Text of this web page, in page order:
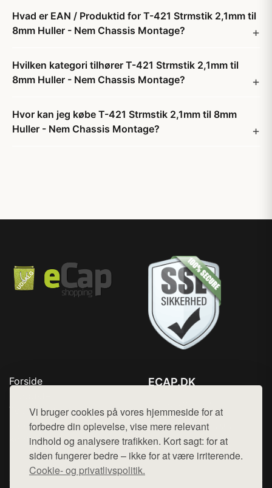
Vi bruger cookies på vores hjemmeside for at
forbedre din oplevelse, vise mere relevant
indhold og analysere trafikken. Kort sagt: for at
siden fungerer bedre – ikke for at være irriterende.
Cookie- og privatlivspolitik.
Hvad er EAN / Produktid for T-421 Strmstik 2,1mm til
8mm Huller - Nem Chassis Montage?
Hvilken kategori tilhører T-421 Strmstik 2,1mm til
8mm Huller - Nem Chassis Montage?
Hvor kan jeg købe T-421 Strmstik 2,1mm til 8mm
Huller - Nem Chassis Montage?
Forside
Top Rabatter
Blog
Kontakt
ECAP.DK
Mail: hej@want.dk
Cookie- og privatlivspolitik